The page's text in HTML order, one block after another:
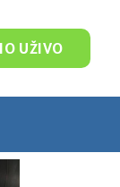
UŽIVO